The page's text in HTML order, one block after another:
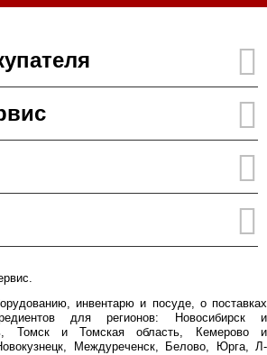
инвентарю и посуде, о поставках
для регионов: Новосибирск и
Томск и Томская область, Кемерово и
Междуреченск, Белово, Юрга, Л-